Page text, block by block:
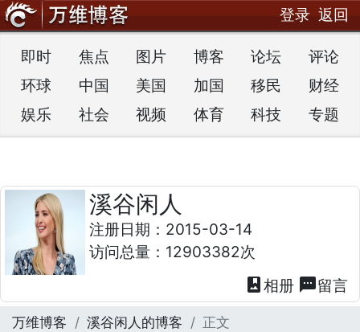
登录 返回
即时 焦点 图片 博客 论坛
评论
环球
中国 美国 加国 移民
财经
娱乐
社会 视频 体育 科技 专题
溪谷闲人
注册日期：2015-03-14
访问总量：12903382次
photo_album 相册 textsms留言
万维博客 溪谷闲人的博客 正文